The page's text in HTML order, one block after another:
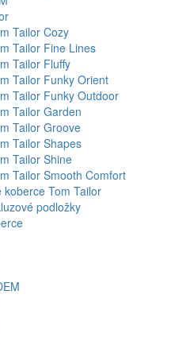
Tailor Cozy
Tailor Fine Lines
Tailor Fluffy
Tailor Funky Orient
Tailor Funky Outdoor
Tailor Garden
Tailor Groove
Tailor Shapes
Tailor Shine
Tailor Smooth Comfort
koberce Tom Tailor
podložky